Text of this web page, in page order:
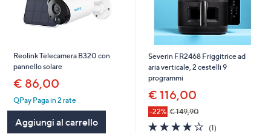
Reolink Telecamera B320 con
pannello solare
€ 86,00
QPay Paga in 2 rate
Aggiungi al carrello
Severin FR2468 Friggitrice ad
aria verticale, 2 cestelli 9
programmi
€ 116,00
-22% € 149,90
4.0
(1)